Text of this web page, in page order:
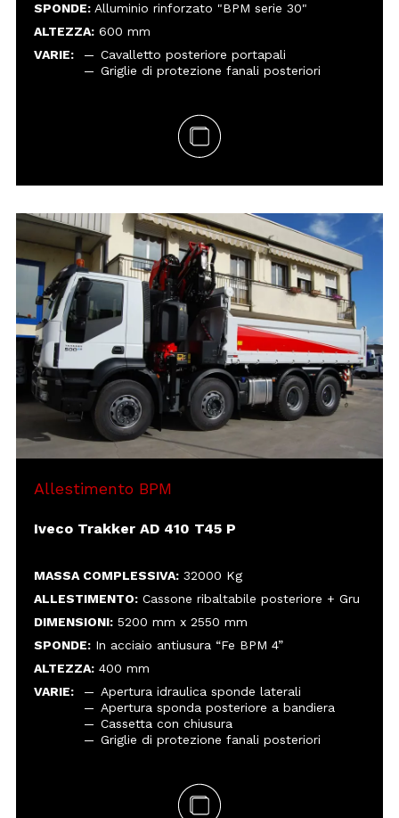
SPONDE:Alluminio rinforzato "BPM serie 30"
ALTEZZA:600 mm
VARIE:
Cavalletto posteriore portapali
Griglie di protezione fanali posteriori
MASSA COMPLESSIVA:
ALLESTIMENTO:
DIMENSIONI:
SPONDE:
ALTEZZA:
VARIE:
Apertura idraulica sponde laterali
Apertura sponda posteriore a
bandiera
Cassetta con chiusura
Griglie di protezione fanali posteriori
Allestimento BPM
Iveco Trakker AD 410 T45 P
MASSA COMPLESSIVA:32000 Kg
ALLESTIMENTO:Cassone ribaltabile posteriore + Gru
DIMENSIONI:5200 mm x 2550 mm
SPONDE:In acciaio antiusura “Fe BPM 4”
ALTEZZA:400 mm
VARIE:
Apertura idraulica sponde laterali
Apertura sponda posteriore a bandiera
Cassetta con chiusura
Griglie di protezione fanali posteriori